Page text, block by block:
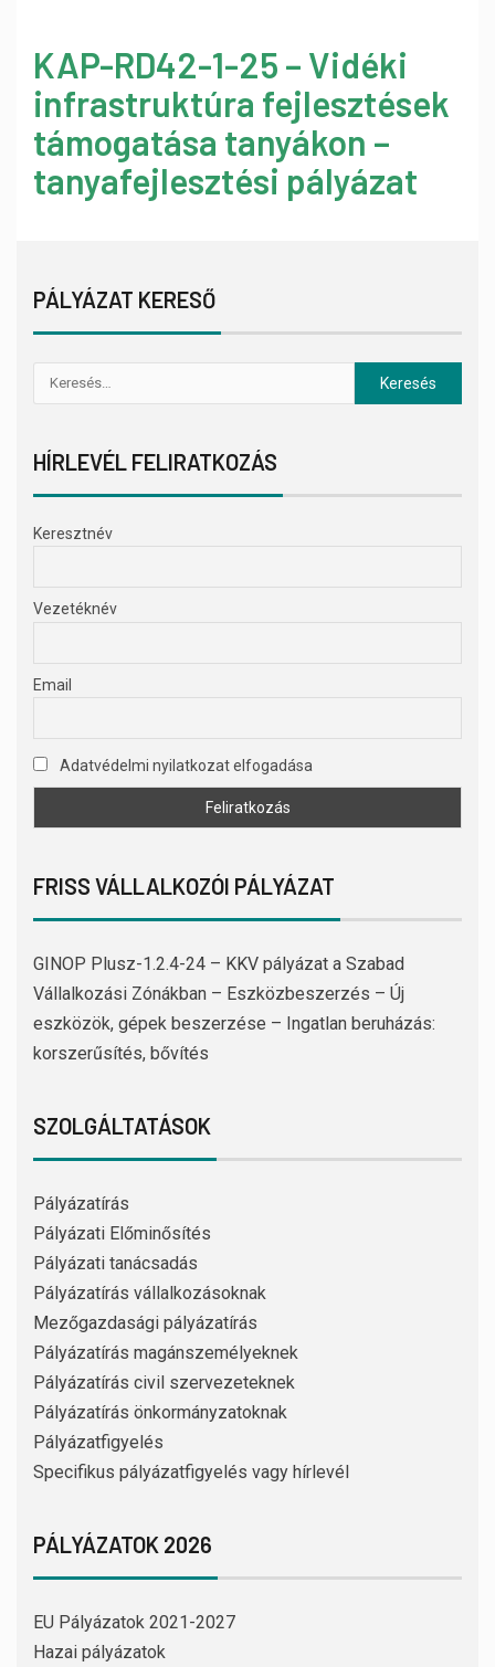
KAP-RD42-1-25 – Vidéki
infrastruktúra fejlesztések
támogatása tanyákon –
tanyafejlesztési pályázat
PÁLYÁZAT KERESŐ
HÍRLEVÉL FELIRATKOZÁS
Keresztnév
Vezetéknév
Email
Adatvédelmi nyilatkozat elfogadása
FRISS VÁLLALKOZÓI PÁLYÁZAT
GINOP Plusz-1.2.4-24 – KKV pályázat a Szabad
Vállalkozási Zónákban – Eszközbeszerzés – Új
eszközök, gépek beszerzése – Ingatlan beruházás:
korszerűsítés, bővítés
SZOLGÁLTATÁSOK
Pályázatírás
Pályázati Előminősítés
Pályázati tanácsadás
Pályázatírás vállalkozásoknak
Mezőgazdasági pályázatírás
Pályázatírás magánszemélyeknek
Pályázatírás civil szervezeteknek
Pályázatírás önkormányzatoknak
Pályázatfigyelés
Specifikus pályázatfigyelés vagy hírlevél
PÁLYÁZATOK 2026
EU Pályázatok 2021-2027
Hazai pályázatok